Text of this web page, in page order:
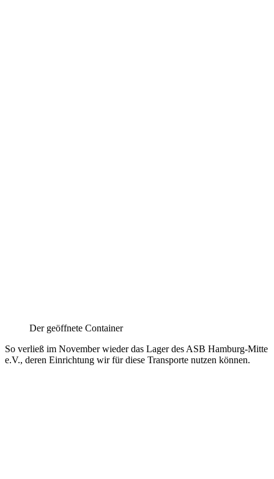
Der geöffnete Container
So verließ im November wieder das Lager des ASB Hamburg-Mitte
e.V., deren Einrichtung wir für diese Transporte nutzen können.